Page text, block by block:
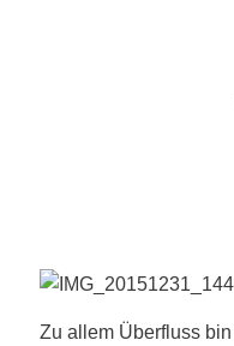
Zu allem Überfluss